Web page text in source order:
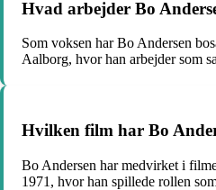
Hvad arbejder Bo
Som voksen har Bo Andersen
Aalborg, hvor han arbejder som
Hvilken film har Bo
Bo Andersen har medvirket i
1971, hvor han spillede rollen